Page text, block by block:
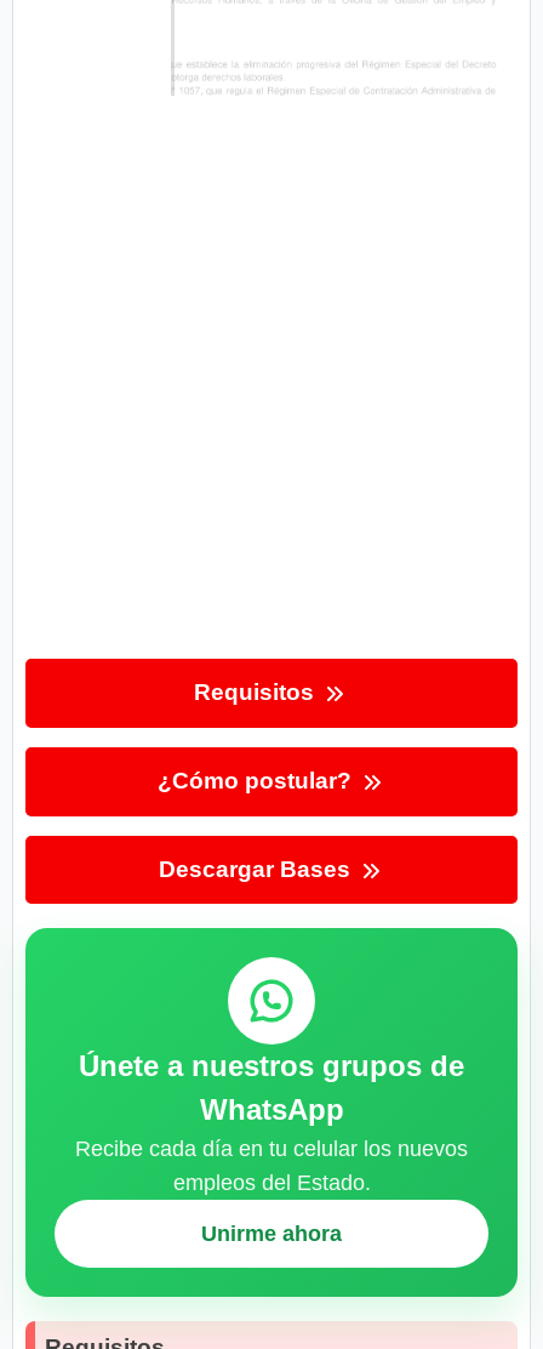
Requisitos
¿Cómo postular?
Descargar Bases
Únete a nuestros grupos de
WhatsApp
Recibe cada día en tu celular los nuevos
empleos del Estado.
Unirme ahora